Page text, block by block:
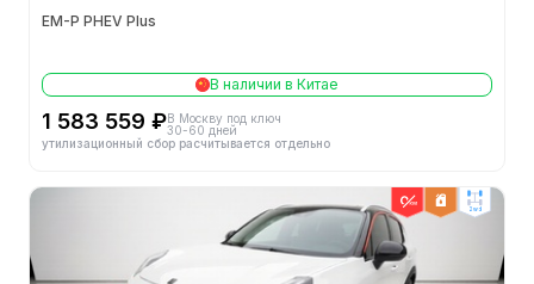
EM-P PHEV Plus
В наличии в Китае
1 583 559 ₽В Москву под ключ
30-60 дней
утилизационный сбор расчитывается отдельно
2wd